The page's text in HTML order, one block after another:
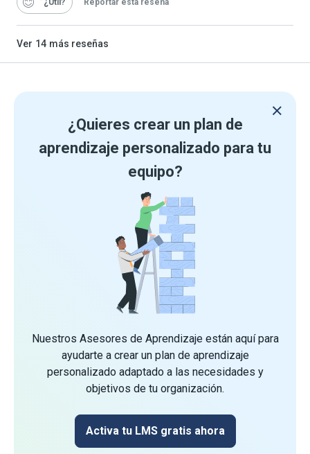
“¿Útil Reportar esta reseña
Ver 14 más reseñas
¿Quieres crear un plan de
aprendizaje personalizado para tu
equipo?
Nuestros Asesores de Aprendizaje están aquí para
ayudarte a crear un plan de aprendizaje
personalizado adaptado a las necesidades y
objetivos de tu organización.
Activa tu LMS gratis ahora